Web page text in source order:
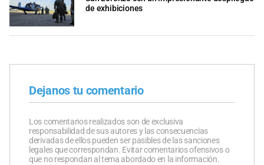
de exhibiciones
Dejanos tu comentario
Los comentarios realizados son de exclusiva
responsabilidad de sus autores y las consecuencias
derivadas de ellos pueden ser pasibles de las sanciones
legales que correspondan. Evitar comentarios ofensivos o
que no respondan al tema abordado en la información.